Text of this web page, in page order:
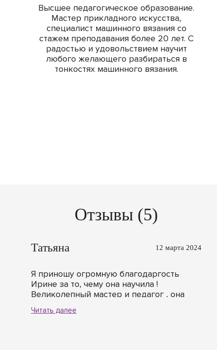
Высшее педагогическое образование.
Мастер прикладного искусства,
специалист машинного вязания со
стажем преподавания более 20 лет. С
радостью и удовольствием научит
любого желающего разбираться в
тонкостях машинного вязания.
Отзывы (5)
Татьяна 12 марта 2024
Я приношу огромную благодаргость
Ирине за то, чему она научила !
Великолепный мастер и педагог , она
доходчивые и доступные даже для
Читать далее